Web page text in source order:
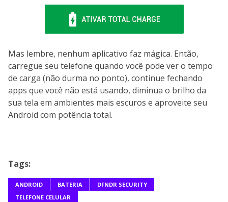
Mas lembre, nenhum aplicativo faz mágica. Então,
carregue seu telefone quando você pode ver o tempo
de carga (não durma no ponto), continue fechando
apps que você não está usando, diminua o brilho da
sua tela em ambientes mais escuros e aproveite seu
Android com potência total.
Tags:
ANDROID BATERIA
DFNDR SECURITY
TELEFONE CELULAR